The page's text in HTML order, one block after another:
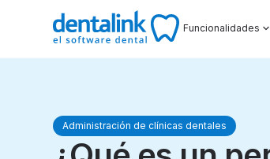
Funcionalidades
Administración de clínicas dentales